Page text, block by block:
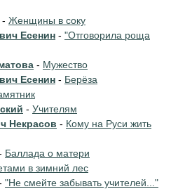
- Женщины в соку
Есенин - "Отговорила роща
- Мужество
Есенин - Берёза
- Учителям
Некрасов - Кому на Руси жить
Баллада о матери
в зимний лес
"Не смейте забывать учителей..."